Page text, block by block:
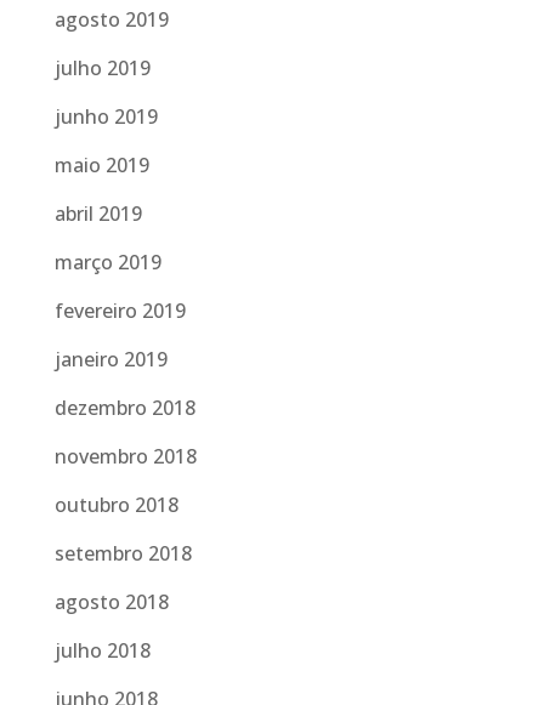
agosto 2019
julho 2019
junho 2019
maio 2019
abril 2019
março 2019
fevereiro 2019
janeiro 2019
dezembro 2018
novembro 2018
outubro 2018
setembro 2018
agosto 2018
julho 2018
junho 2018